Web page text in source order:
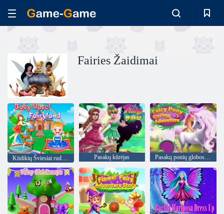
Fairies Žaidimai
Kūdikių Šviesiai ruda: Fairyland Pasakų kūrėjas Pasakų ponių globos nuotykis